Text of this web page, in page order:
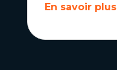
En savoir plus